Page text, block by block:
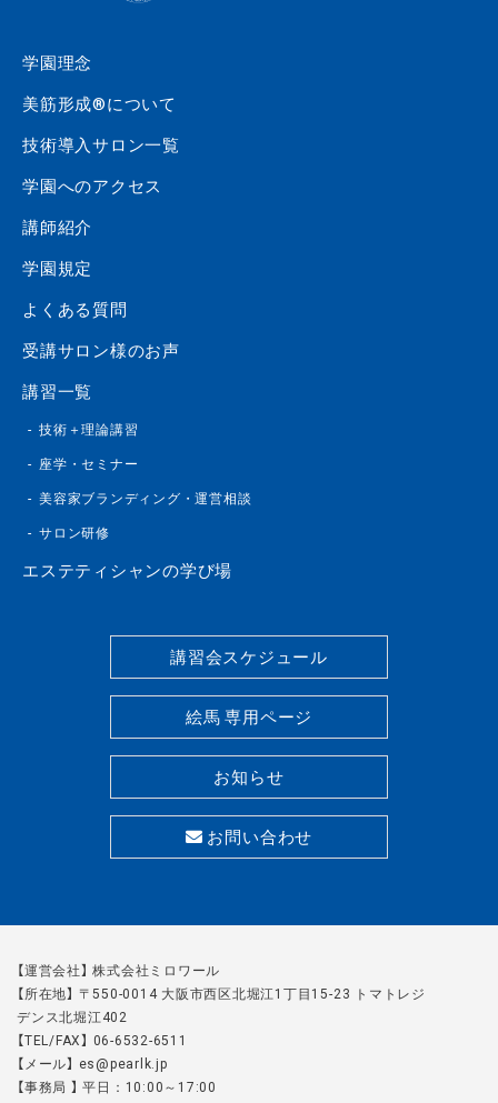
講習会スケジュール
絵馬 専用ページ
お知らせ
お問い合わせ
学園理念
美筋形成®について
技術導入サロン一覧
学園へのアクセス
講師紹介
学園規定
よくある質問
受講サロン様のお声
講習一覧
技術＋理論講習
座学・セミナー
美容家ブランディング・運営相談
サロン研修
エステティシャンの学び場
【運営会社】 株式会社ミロワール
【所在地】 〒550-0014 大阪市西区北堀江1丁目15-23 トマトレジ
デンス北堀江402
【TEL/FAX】 06-6532-6511
【メール】 es@pearlk.jp
【事務局 】 平日：10:00～17:00